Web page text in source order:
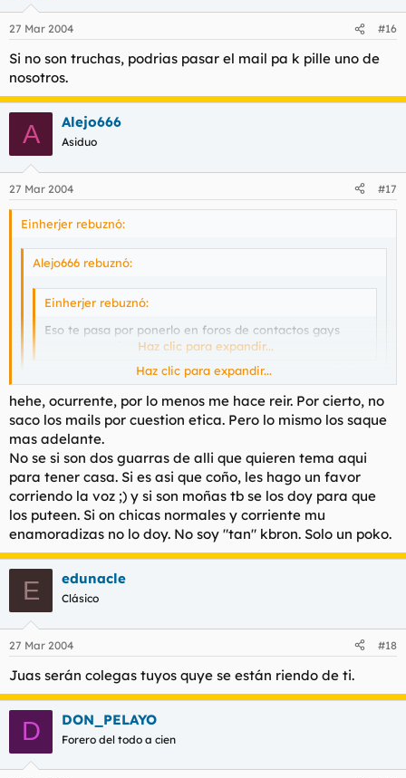
27 Mar 2004 #16
Si no son truchas, podrias pasar el mail pa k pille uno de
nosotros.
A Alejo666
Asiduo
27 Mar 2004 #17
Einherjer rebuznó:
Alejo666 rebuznó:
Einherjer rebuznó:
Eso te pasa por ponerlo en foros de contactos gays
para promocionarte.Haz clic para expandir...
¿Y tu como sabes que estoy en foros gays? Eh? eh? listillo,
Es cuestión de lógica, si el magic ese dice que hay revistas es
de cajón que haya foros.
No llegas a eso? Bueno vale, de ahora en adelante me
dedicaré a dartelo todo como la papilla, que además tendra
esa textura que de seguro te trae reminiscencias que te
gustan.
Haz clic para expandir...
hehe, ocurrente, por lo menos me hace reir. Por cierto, no
saco los mails por cuestion etica. Pero lo mismo los saque
mas adelante.
No se si son dos guarras de alli que quieren tema aqui
para tener casa. Si es asi que coño, les hago un favor
corriendo la voz ;) y si son moñas tb se los doy para que
los puteen. Si on chicas normales y corriente mu
enamoradizas no lo doy. No soy "tan" kbron. Solo un poko.
E edunacle
Clásico
27 Mar 2004 #18
Juas serán colegas tuyos quye se están riendo de ti.
D DON_PELAYO
Forero del todo a cien